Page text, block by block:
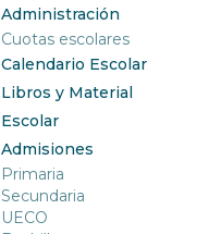
Administración
Cuotas escolares
Calendario Escolar
Libros y Material
Escolar
Admisiones
Primaria
Secundaria
UECO